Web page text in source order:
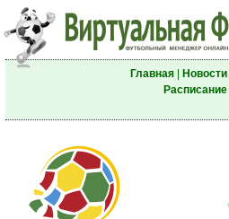
Главная| Новости|
Расписание|